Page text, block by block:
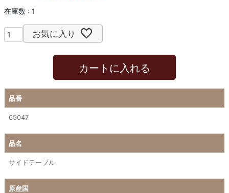
在庫数 1
お気に入り
カートに入れる
品番
65047
品名
サイドテーブル
原産国